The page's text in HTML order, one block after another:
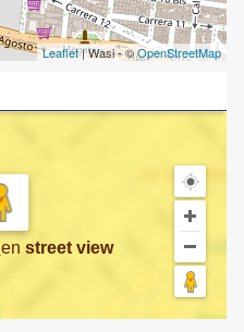
Leaflet| Wasi - ©OpenStreetMap
en street view